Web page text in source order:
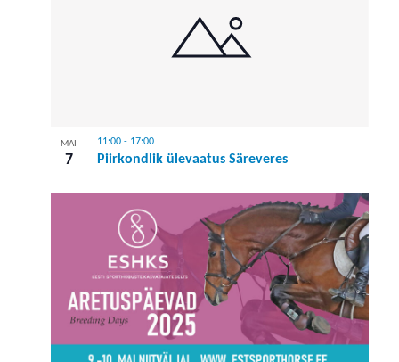
MAI
7 Piirkondlik ülevaatus Säreveres
11:00- 17:00